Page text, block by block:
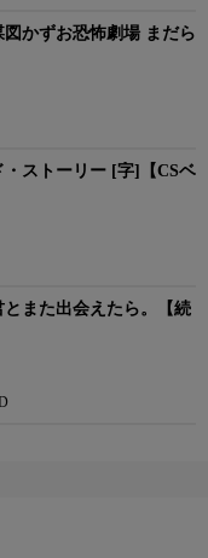
図かずお恐怖劇場 まだら
ストーリー [字]【CSベ
また出会えたら。【続